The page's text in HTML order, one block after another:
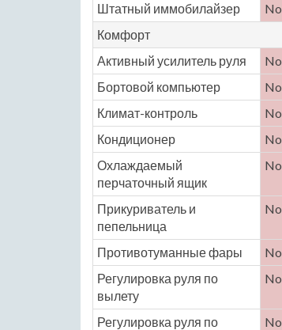
Штатный иммобилайзер
No
Комфорт
Активный усилитель руля
No
Бортовой компьютер
No
Климат-контроль
No
Кондиционер
No
Охлаждаемый
перчаточный ящик
No
Прикуриватель и
пепельница
No
Противотуманные фары No
Регулировка руля по
вылету
No
Регулировка руля по
No